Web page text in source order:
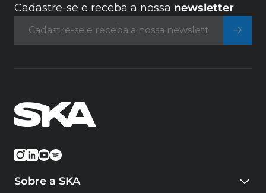
Cadastre-se e receba a nossa newsletter
Sobre a SKA